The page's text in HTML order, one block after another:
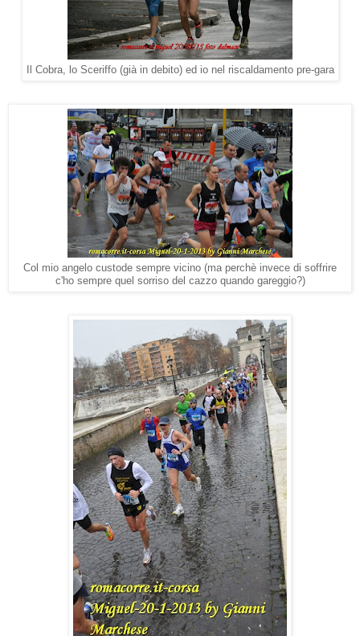
Il Cobra, lo Sceriffo (già in debito) ed io nel riscaldamento pre-gara
Col mio angelo custode sempre vicino (ma perchè invece di soffrire
c'ho sempre quel sorriso del cazzo quando gareggio?)